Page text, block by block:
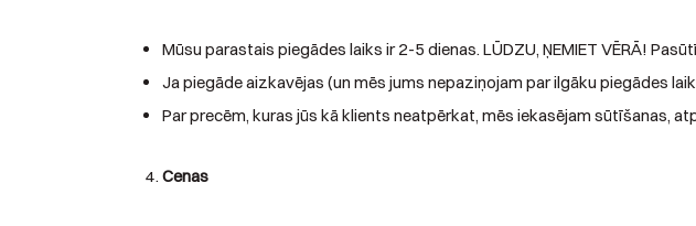
Mūsu parastais piegādes laiks ir 2-5 dienas. LŪDZU, ŅEMIET VĒRĀ!
Ja piegāde aizkavējas (un mēs jums nepaziņojam par ilgāku piegādes
Par precēm, kuras jūs kā klients neatpērkat, mēs iekasējam sūtīšanas,
Cenas